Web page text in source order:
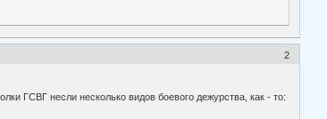
2
ГСВГ несли несколько видов боевого дежурства, как - то: